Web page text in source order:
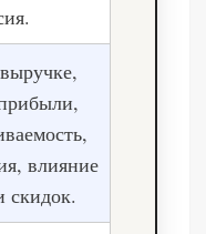
влияние
скидок.